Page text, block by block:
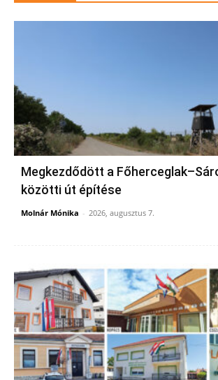
Megkezdődött a
közötti út építése
Molnár Mónika - 2026, augusztus 7.